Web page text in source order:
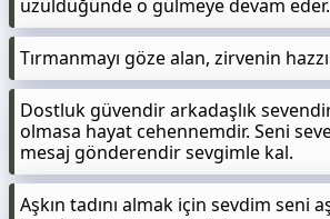
üzüldüğünde o gülmeye devam eder.
Tırmanmayı göze alan, zirvenin
Dostluk güvendir arkadaşlık
olmasa hayat cehennemdir. Seni
mesaj gönderendir sevgimle kal.
Aşkın tadını almak için sevdim seni